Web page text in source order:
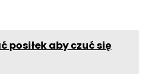
posiłek aby czuć się